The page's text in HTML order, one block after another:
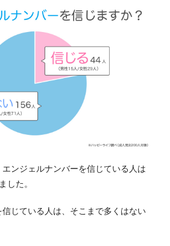
ンジェルナンバーを信じている人は
した。
じている人は、そこまで多くはない